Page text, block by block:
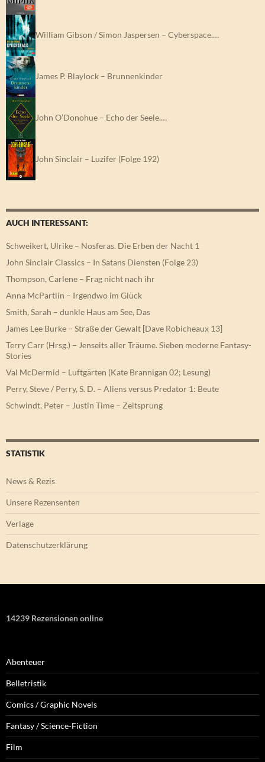
William Gibson / Simon Jaspersen – Cyberspace.…
James P. Blaylock – Brunnenkinder
John O’Donohue – Echo der Seele.…
John Sinclair – Luzifer (Folge 192)
AUCH INTERESSANT:
Schweikert, Ulrike – Nosferas. Die Erben der Nacht 1
John Sinclair Classics – In Satans Diensten (Folge 23)
Thompson, Carlene – Frag nicht nach ihr
Anna McPartlin – Irgendwo im Glück
Smith, Sarah – dunkle Haus am See, Das
James Lee Burke – Straße der Gewalt [Dave Robicheaux 13]
Terry Carr (Hrsg.) – Jenseits aller Träume. Sieben moderne Fantasy-
Stories
Val McDermid – Luftgärten (Kate Brannigan 02; Lesung)
Perry, Steve / Perry, S. D. – Aliens versus Predator 1: Beute
Schwindt, Peter – Justin Time – Zeitsprung
STATISTIK
News & Rezis
Unsere Rezensenten
Verlage
Datenschutzerklärung
14239 Rezensionen online
Abenteuer
Belletristik
Comics / Graphic Novels
Fantasy / Science-Fiction
Film